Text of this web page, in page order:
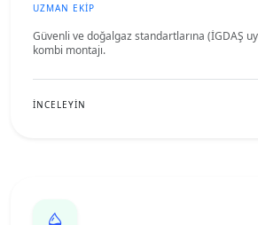
UZMAN EKİP
Güvenli ve doğalgaz standartlarına (İGDAŞ
kombi montajı.
İNCELEYİN